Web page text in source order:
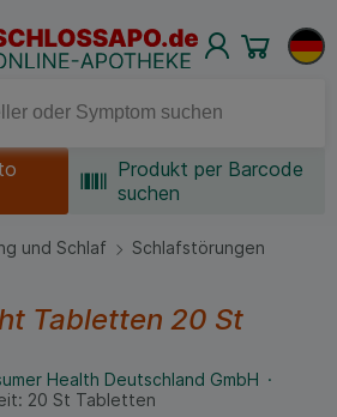
Produkt per Barcode
suchen
und Schlaf Schlafstörungen
Tabletten 20 St
Health Deutschland GmbH
20 St Tabletten